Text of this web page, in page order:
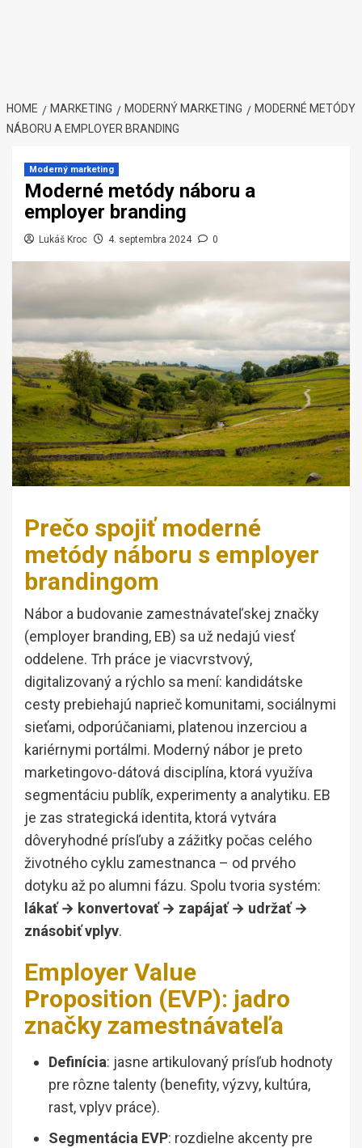
HOME MARKETING MODERNÝ MARKETING
MODERNÉ METÓDY
NÁBORU A EMPLOYER BRANDING
Moderný marketing
Moderné metódy náboru a
employer branding
Lukáš Kroc 4. septembra 2024 0
Prečo spojiť moderné
metódy náboru s employer
brandingom
Nábor a budovanie zamestnávateľskej značky
(employer branding, EB) sa už nedajú viesť
oddelene. Trh práce je viacvrstvový,
digitalizovaný a rýchlo sa mení: kandidátske
cesty prebiehajú naprieč komunitami, sociálnymi
sieťami, odporúčaniami, platenou inzerciou a
kariérnymi portálmi. Moderný nábor je preto
marketingovo-dátová disciplína, ktorá využíva
segmentáciu publík, experimenty a analytiku. EB
je zas strategická identita, ktorá vytvára
dôveryhodné prísľuby a zážitky počas celého
životného cyklu zamestnanca – od prvého
dotyku až po alumni fázu. Spolu tvoria systém:
lákať → konvertovať → zapájať → udržať →
znásobiť vplyv.
Employer Value
Proposition (EVP): jadro
značky zamestnávateľa
Definícia: jasne artikulovaný prísľub hodnoty
pre rôzne talenty (benefity, výzvy, kultúra,
rast, vplyv práce).
Segmentácia EVP: rozdielne akcenty pre